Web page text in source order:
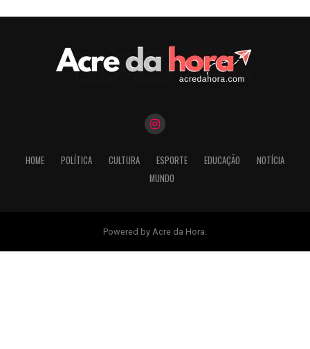
HOME POLÍTICA CULTURA ESPORTE EDUCAÇÃO
NOTÍCIA
MUNDO
Powered by Acre da Hora.